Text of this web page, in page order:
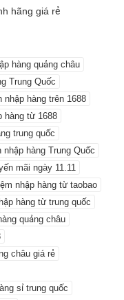
hãng giá rẻ
hàng quảng châu
Trung Quốc
nhập hàng trên 1688
hàng từ 1688
trung quốc
nhập hàng Trung Quốc
mãi ngày 11.11
nhập hàng từ taobao
hàng từ trung quốc
quảng châu
châu giá rẻ
sỉ trung quốc